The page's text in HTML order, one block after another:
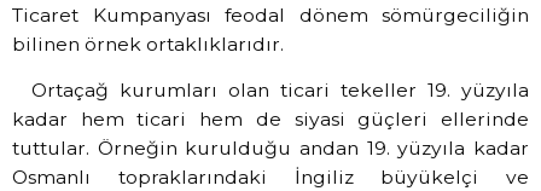
Ticaret Kumpanyası feodal dönem sömürgeciliğin
bilinen örnek ortaklıklarıdır.
Ortaçağ kurumları olan ticari tekeller 19. yüzyıla
kadar hem ticari hem de siyasi güçleri ellerinde
tuttular. Örneğin kurulduğu andan 19. yüzyıla kadar
Osmanlı topraklarındaki İngiliz büyükelçi ve